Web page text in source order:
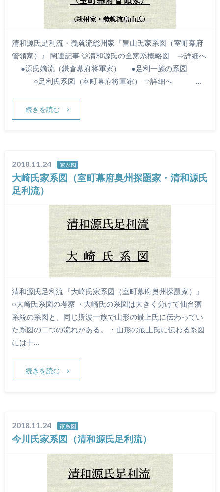
清和源氏足利流・義就流総州家『畠山氏家系図（室町幕府
管領家）』 関連記事 ◎清和源氏の全家系概略図 ⇒詳細へ
●源氏嫡流（鎌倉幕府将軍家） ●足利一族の系図
○足利氏系図（室町幕府将軍家） ⇒詳細へ …
続きを読む
2018.11.24 家系図
大崎氏家系図（室町幕府奥州探題家・清和源氏
足利流）
清和源氏足利流『大崎氏家系図（室町幕府奥州探題家）』
○大崎氏系図の考察 ・大崎氏の系図は大きく分けて仙台藩
系統の系図と、同じ斯波一族で山形の最上氏に伝わってい
た系図の二つの流れがある。 ・山形の最上氏に伝わる系図
には十…
続きを読む
2018.11.24 家系図
今川氏家系図（清和源氏足利流）